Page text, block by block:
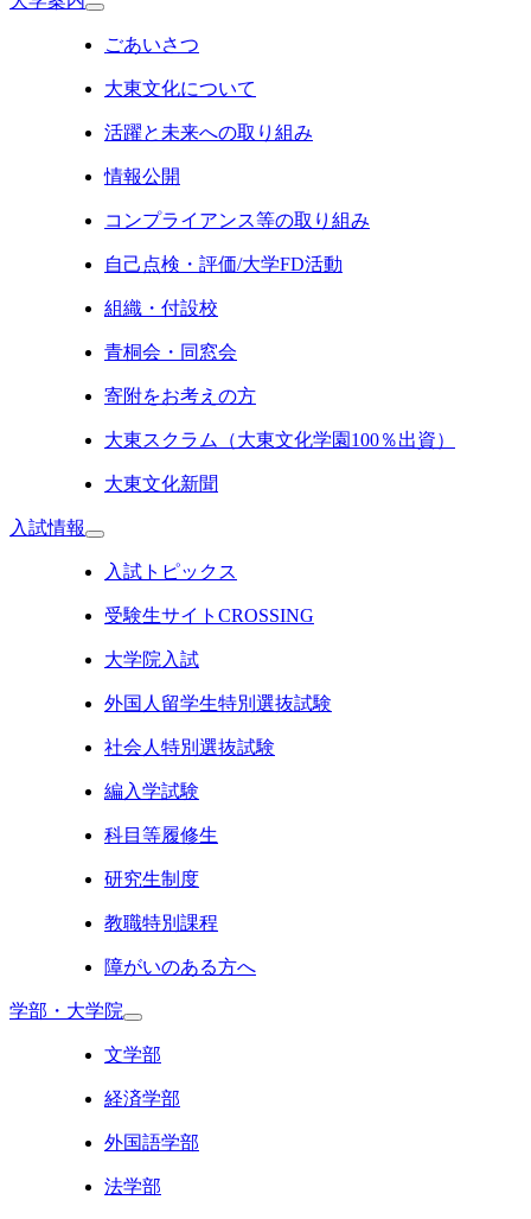
ごあいさつ
大東文化について
活躍と未来への取り組み
情報公開
コンプライアンス等の取り組み
自己点検・評価/大学FD活動
組織・付設校
青桐会・同窓会
寄附をお考えの方
大東スクラム（大東文化学園100％出資）
大東文化新聞
入試情報
入試トピックス
受験生サイトCROSSING
大学院入試
外国人留学生特別選抜試験
社会人特別選抜試験
編入学試験
科目等履修生
研究生制度
教職特別課程
障がいのある方へ
学部・大学院
文学部
経済学部
外国語学部
法学部